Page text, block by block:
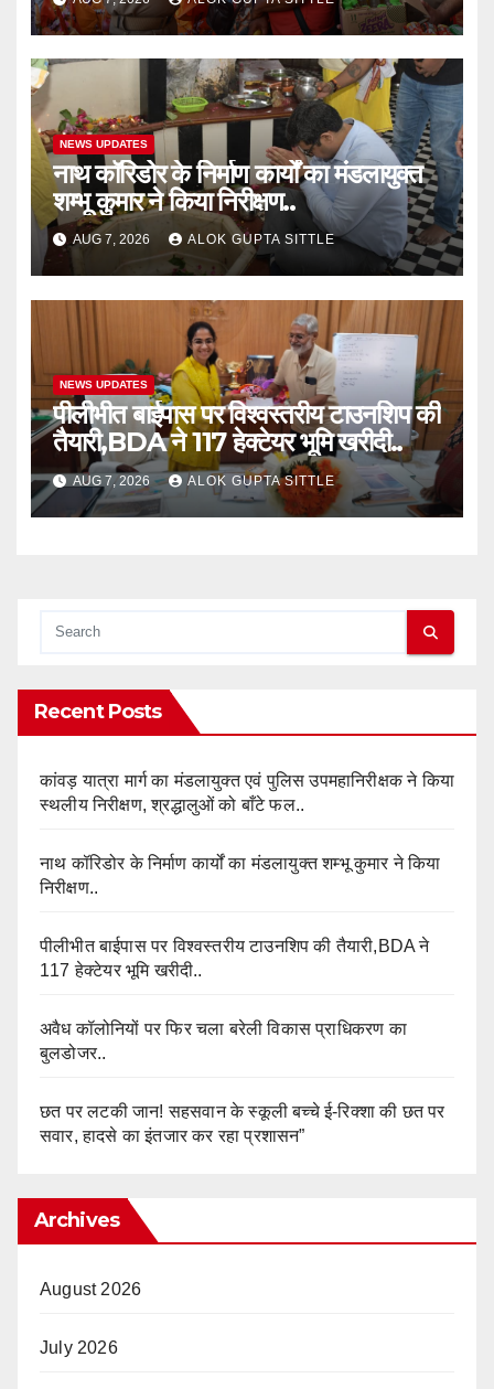
NEWS UPDATES
नाथ कॉरिडोर के निर्माण कार्यों का मंडलायुक्त
शम्भू कुमार ने किया निरीक्षण..
AUG 7, 2026 ALOK GUPTA SITTLE
NEWS UPDATES
पीलीभीत बाईपास पर विश्वस्तरीय टाउनशिप की
तैयारी,BDA ने 117 हेक्टेयर भूमि खरीदी..
AUG 7, 2026 ALOK GUPTA SITTLE
Recent Posts
कांवड़ यात्रा मार्ग का मंडलायुक्त एवं पुलिस उपमहानिरीक्षक ने किया
स्थलीय निरीक्षण, श्रद्धालुओं को बाँटे फल..
नाथ कॉरिडोर के निर्माण कार्यों का मंडलायुक्त शम्भू कुमार ने किया
निरीक्षण..
पीलीभीत बाईपास पर विश्वस्तरीय टाउनशिप की तैयारी,BDA ने
117 हेक्टेयर भूमि खरीदी..
अवैध कॉलोनियों पर फिर चला बरेली विकास प्राधिकरण का
बुलडोजर..
छत पर लटकी जान! सहसवान के स्कूली बच्चे ई-रिक्शा की छत पर
सवार, हादसे का इंतजार कर रहा प्रशासन”
Archives
August 2026
July 2026